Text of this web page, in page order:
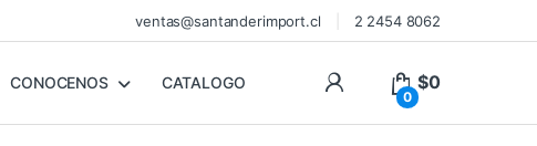
ventas@santanderimport.cl 2 2454 8062
CONOCENOS CATALOGO
0
$0